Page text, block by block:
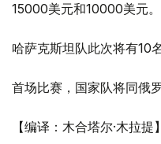
15000美元和10000美元。
哈萨克斯坦队此次将有10
首场比赛，国家队将同俄
【编译：木合塔尔·木拉提